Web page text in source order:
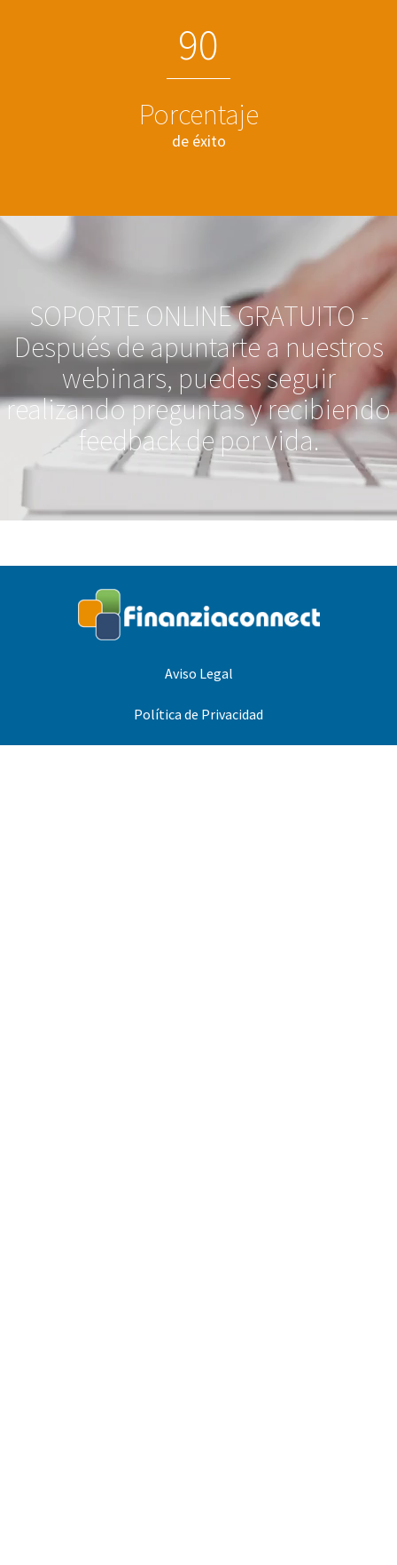
90
Porcentaje
de éxito
SOPORTE ONLINE GRATUITO -
Después de apuntarte a nuestros
webinars, puedes seguir
realizando preguntas y recibiendo
feedback de por vida.
Aviso Legal
Política de Privacidad